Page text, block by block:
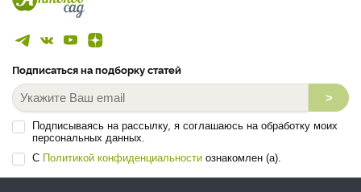
Подписаться на подборку статей
>
Подписываясь на рассылку, я соглашаюсь на обработку моих
персональных данных.
С Политикой конфиденциальности ознакомлен (а).